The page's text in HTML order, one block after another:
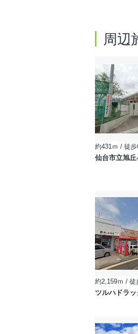
周辺
約431ｍ / 徒
仙台市立旭
約2,159ｍ / 徒
ツルハドラ